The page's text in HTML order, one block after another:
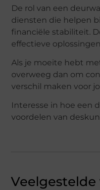
De rol van een
diensten die helpen
financiële stabiliteit.
effectieve
Als je moeite hebt
overweeg dan om
verschil maken voor
Interesse in hoe een
voordelen van
Veelgestelde